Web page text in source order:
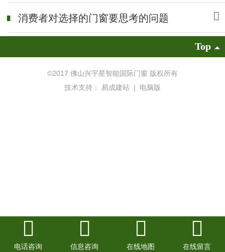
消费者对选择的门窗要思考的问题
Top
©2017 佛山兴宇星智能国际门窗 版权所有
技术支持： 易成建站 | 电脑版
电话咨询 信息咨询 在线地图 在线留言